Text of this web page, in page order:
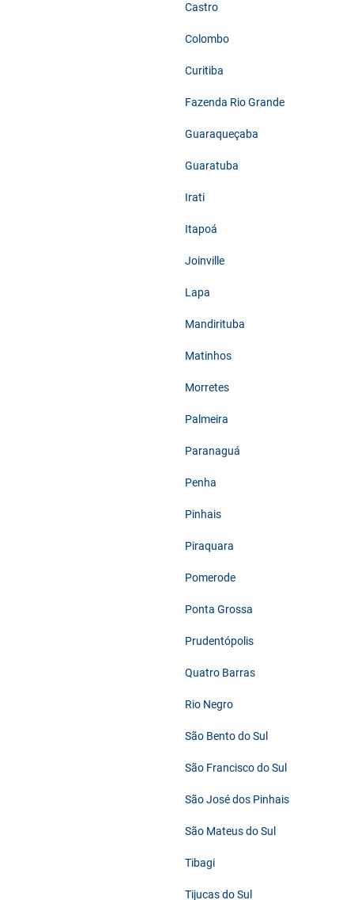
Castro
Colombo
Curitiba
Fazenda Rio Grande
Guaraqueçaba
Guaratuba
Irati
Itapoá
Joinville
Lapa
Mandirituba
Matinhos
Morretes
Palmeira
Paranaguá
Penha
Pinhais
Piraquara
Pomerode
Ponta Grossa
Prudentópolis
Quatro Barras
Rio Negro
São Bento do Sul
São Francisco do Sul
São José dos Pinhais
São Mateus do Sul
Tibagi
Tijucas do Sul